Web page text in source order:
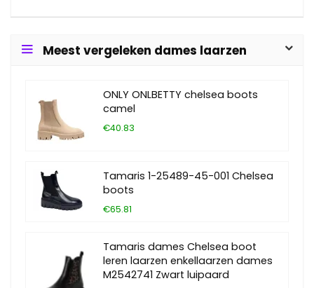
Meest vergeleken dames laarzen
ONLY ONLBETTY chelsea boots
camel
€40.83
Tamaris 1-25489-45-001 Chelsea
boots
€65.81
Tamaris dames Chelsea boot
leren laarzen enkellaarzen dames
M2542741 Zwart luipaard